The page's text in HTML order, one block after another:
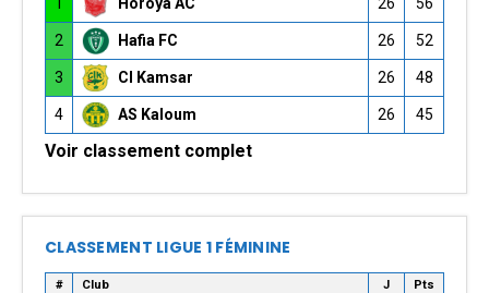
2 Hafia FC 26 52
3 CI Kamsar 26 48
4 AS Kaloum 26 45
Voir classement complet
CLASSEMENT LIGUE 1 FÉMININE
# Club J Pts